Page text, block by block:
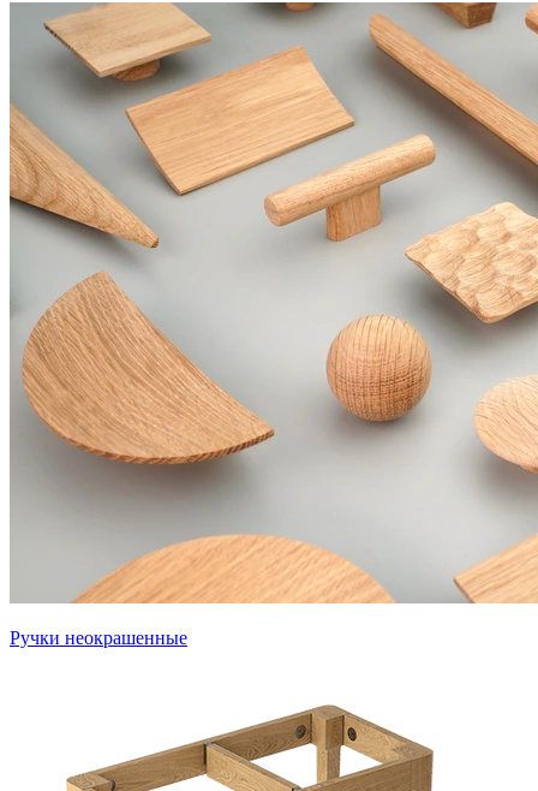
Ручки неокрашенные